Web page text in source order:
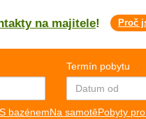
na majitele! Proč
Termín pobytu
S bazénemNa samotěPobyty